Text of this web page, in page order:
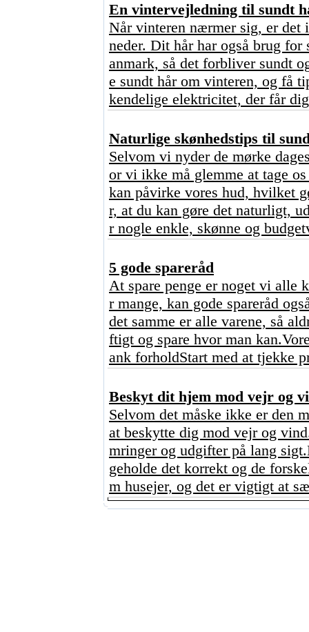
En vintervejledning til sundt
Når vinteren nærmer sig, er det
neder. Dit hår har også brug
anmark, så det forbliver sundt
e sundt hår om vinteren, og få
kendelige elektricitet, der får
Naturlige skønhedstips til
Selvom vi nyder de mørke
or vi ikke må glemme at tage
kan påvirke vores hud, hvilket
r, at du kan gøre det naturligt,
r nogle enkle, skønne og
5 gode spareråd
At spare penge er noget vi alle
r mange, kan gode spareråd
det samme er alle varene, så
ftigt og spare hvor man
ank forholdStart med at tjekke
Beskyt dit hjem mod vejr og
Selvom det måske ikke er den
at beskytte dig mod vejr og
mringer og udgifter på lang
geholde det korrekt og de
m husejer, og det er vigtigt at